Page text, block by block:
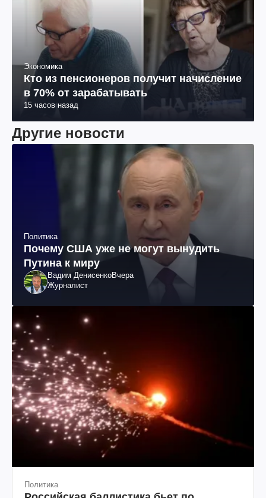
Экономика
Кто из пенсионеров получит начисление
в 70% от зарабатывать
15 часов назад
Другие новости
Политика
Почему США уже не могут вынудить
Путина к миру
Вадим ДенисенкоВчера
Журналист
Политика